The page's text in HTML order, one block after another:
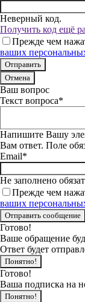
Неверный код.
Получить код ещё
Прежде чем
ваших
Отмена
Ваш вопрос
Текст вопроса*
Напишите Вашу
Вам ответ. Поле
Email*
Не заполнено
Прежде чем
ваших
Готово!
Ваше обращение
Ответ будет
Понятно!
Готово!
Ваша подписка на
Понятно!